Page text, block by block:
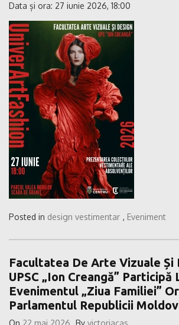
Data și ora: 27 iunie 2026, 18:00
Posted in design vestimentar , Eveniment
Facultatea De Arte Vizuale Și
UPSC „Ion Creangă” Participă
Evenimentul „Ziua Familiei”
Parlamentul Republicii
On 22 mai 2026 By victoriacas